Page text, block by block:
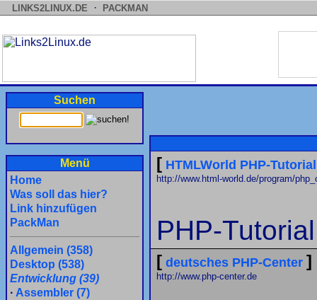
LINKS2LINUX.DE · PACKMAN
Suchen
Menü
Home
Was soll das hier?
Link hinzufügen
PackMan
Allgemein (358)
Desktop (538)
Entwicklung (39)
· Assembler (7)
[ HTMLWorld PHP-Tutorial
http://www.html-world.de/program/
PHP-
[ deutsches PHP-Center ]
http://www.php-center.de